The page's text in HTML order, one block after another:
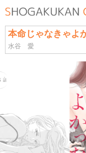
本命じゃなきゃよ
水谷 愛